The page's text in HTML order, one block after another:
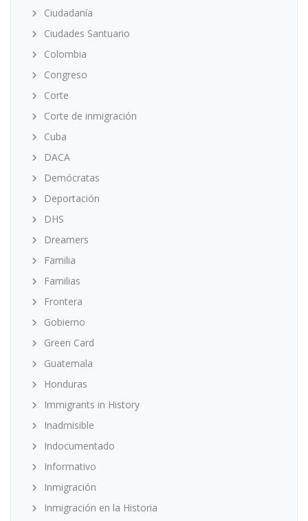
Ciudadanía
Ciudades Santuario
Colombia
Congreso
Corte
Corte de inmigración
Cuba
DACA
Demócratas
Deportación
DHS
Dreamers
Familia
Familias
Frontera
Gobierno
Green Card
Guatemala
Honduras
Immigrants in History
Inadmisible
Indocumentado
Informativo
Inmigración
Inmigración en la Historia